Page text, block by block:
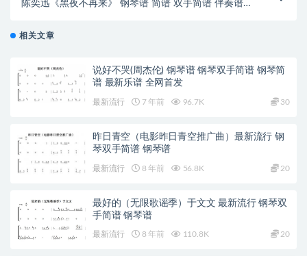
陈奕迅《黑夜不再来》 钢琴谱 简谱 双手简谱 伴奏谱
相关文章
说好不哭(周杰伦) 钢琴谱 钢琴双手简谱 钢琴简
谱 最新乐谱 全网首发
最新流行 7 年前 96.7K 30
昨日青空（电影昨日青空推广曲）最新流行 钢
琴双手简谱 钢琴谱
最新流行 8 年前 56.8K 20
最好的（无限歌谣季）于文文 最新流行 钢琴双
手简谱 钢琴谱
最新流行 8 年前 110.8K 20